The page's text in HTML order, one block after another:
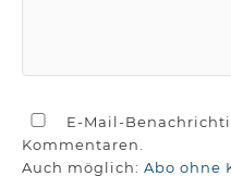
E-Mail-
Kommentaren.
Auch möglich:Abo ohne